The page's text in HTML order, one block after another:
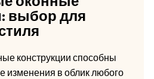
выбор для
конструкции способны
изменения в облик любого